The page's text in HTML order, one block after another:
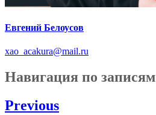
Евгений Белоусов
xao_acakura@mail.ru
Навигация по записям
Previous